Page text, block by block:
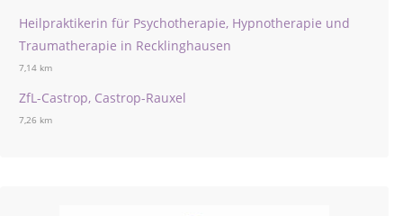
Heilpraktikerin für Psychotherapie, Hypnotherapie und
Traumatherapie in Recklinghausen
7,14 km
ZfL-Castrop, Castrop-Rauxel
7,26 km